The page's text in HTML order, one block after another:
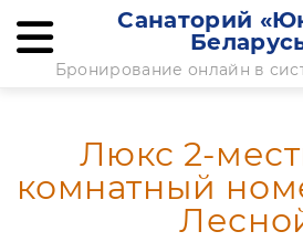
Санаторий
Бронирование онлайн в
Люкс 2-
комнатный